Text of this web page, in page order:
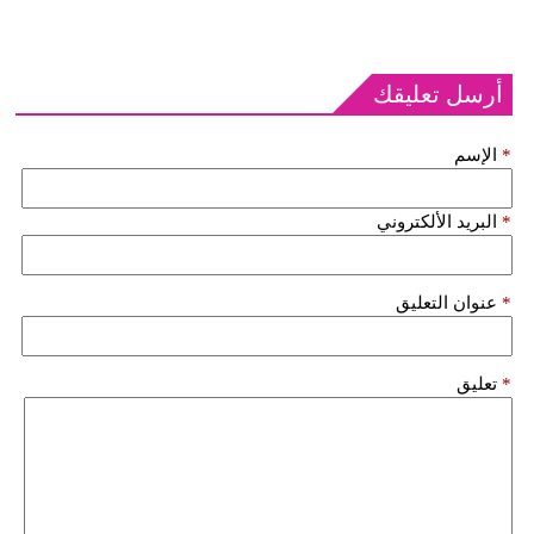
أرسل تعليقك
الإسم *
البريد الألكتروني *
عنوان التعليق *
تعليق *